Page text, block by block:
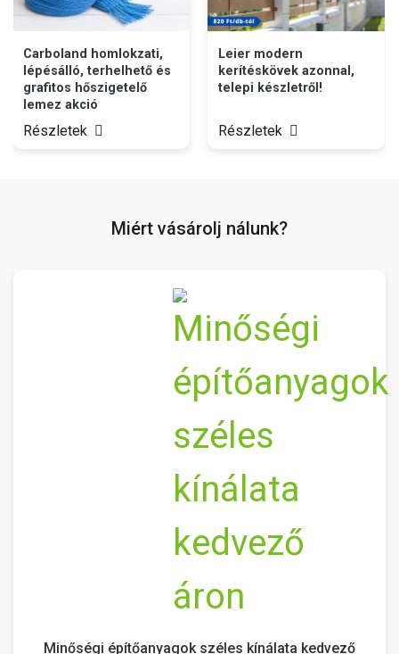
Carboland homlokzati,
lépésálló, terhelhető és
grafitos hőszigetelő
lemez akció
Részletek
Leier modern
kerítéskövek azonnal,
telepi készletről!
Részletek
Miért vásárolj nálunk?
Minőségi építőanyagok széles kínálata kedvező